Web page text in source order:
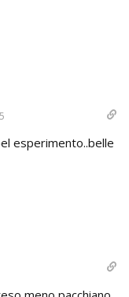
esperimento..belle